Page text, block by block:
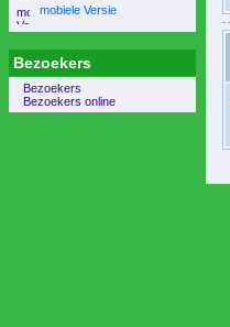
mobiele Versie
Bezoekers
Bezoekers
Bezoekers online